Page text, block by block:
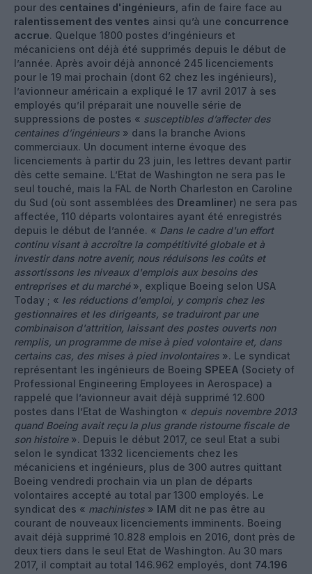
pour des centaines d'ingénieurs , afin de faire face au
ralentissement des ventes ainsi qu’à une concurrence
accrue. Quelque 1800 postes d’ingénieurs et
mécaniciens ont déjà été supprimés depuis le début de
l’année. Après avoir déjà annoncé 245 licenciements
pour le 19 mai prochain (dont 62 chez les ingénieurs),
l’avionneur américain a expliqué le 17 avril 2017 à ses
employés qu’il préparait une nouvelle série de
suppressions de postes « susceptibles d’affecter des
centaines d’ingénieurs » dans la branche Avions
commerciaux. Un document interne évoque des
licenciements à partir du 23 juin, les lettres devant partir
dès cette semaine. L’Etat de Washington ne sera pas le
seul touché, mais la FAL de North Charleston en Caroline
du Sud (où sont assemblées des Dreamliner) ne sera pas
affectée, 110 départs volontaires ayant été enregistrés
depuis le début de l’année. « Dans le cadre d'un effort
continu visant à accroître la compétitivité globale et à
investir dans notre avenir, nous réduisons les coûts et
assortissons les niveaux d'emplois aux besoins des
entreprises et du marché», explique Boeing selon USA
Today ; « les réductions d'emploi, y compris chez les
gestionnaires et les dirigeants, se traduiront par une
combinaison d'attrition, laissant des postes ouverts non
remplis, un programme de mise à pied volontaire et, dans
certains cas, des mises à pied involontaires ». Le syndicat
représentant les ingénieurs de Boeing SPEEA (Society of
Professional Engineering Employees in Aerospace) a
rappelé que l’avionneur avait déjà supprimé 12.600
postes dans l’Etat de Washington « depuis novembre 2013
quand Boeing avait reçu la plus grande ristourne fiscale de
son histoire». Depuis le début 2017, ce seul Etat a subi
selon le syndicat 1332 licenciements chez les
mécaniciens et ingénieurs, plus de 300 autres quittant
Boeing vendredi prochain via un plan de départs
volontaires accepté au total par 1300 employés. Le
syndicat des « machinistes » IAM dit ne pas être au
courant de nouveaux licenciements imminents. Boeing
avait déjà supprimé 10.828 emplois en 2016, dont près de
deux tiers dans le seul Etat de Washington. Au 30 mars
2017, il comptait au total 146.962 employés, dont 74.196